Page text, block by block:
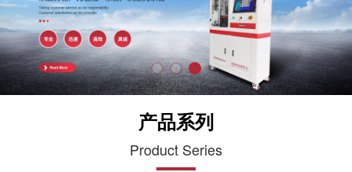
产品系列
Product Series